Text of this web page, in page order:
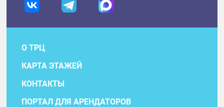
О ТРЦ
КАРТА ЭТАЖЕЙ
КОНТАКТЫ
ПОРТАЛ ДЛЯ АРЕНДАТОРОВ